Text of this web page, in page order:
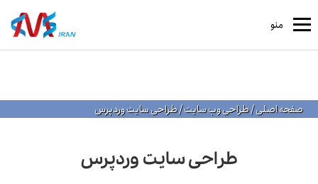
منو
صفحه اصلی/طراحی وب سایت/طراحی سایت وردپرس
طراحی سایت وردپرس